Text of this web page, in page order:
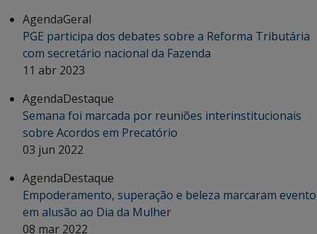
AgendaGeral
PGE participa dos debates sobre a Reforma Tributária
com secretário nacional da Fazenda
11 abr 2023
AgendaDestaque
Semana foi marcada por reuniões interinstitucionais
sobre Acordos em Precatório
03 jun 2022
AgendaDestaque
Empoderamento, superação e beleza marcaram evento
em alusão ao Dia da Mulher
08 mar 2022